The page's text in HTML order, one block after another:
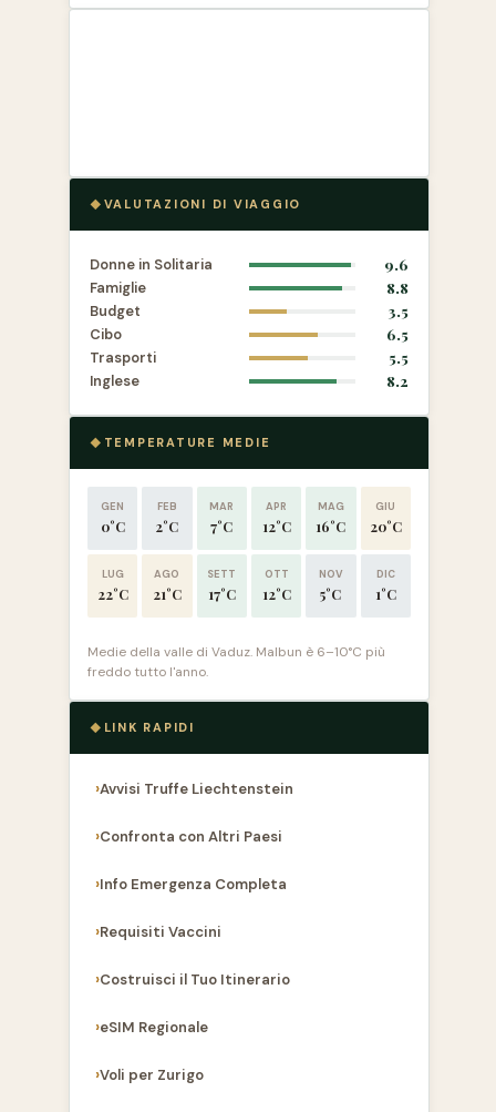
VALUTAZIONI DI VIAGGIO
Donne in Solitaria
9.6
Famiglie
8.8
Budget
3.5
Cibo
6.5
Trasporti
5.5
Inglese
8.2
TEMPERATURE MEDIE
GEN
0°C
FEB
2°C
MAR
7°C
APR
12°C
MAG
16°C
GIU
20°C
LUG
22°C
AGO
21°C
SETT
17°C
OTT
12°C
NOV
5°C
DIC
1°C
Medie della valle di Vaduz. Malbun è 6–10°C più
freddo tutto l'anno.
LINK RAPIDI
Avvisi Truffe Liechtenstein
Confronta con Altri Paesi
Info Emergenza Completa
Requisiti Vaccini
Costruisci il Tuo Itinerario
eSIM Regionale
Voli per Zurigo